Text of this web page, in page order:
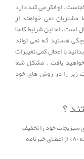
. او فکر می کند دارد
نمی خواهند از
، اما این شرایط کاملا
هستید که نمی تواند
با اعمال کمی تغییرات
یافت . مشکل شما
را در روش های خود
؟
خود را تخفیف
ندهید . به گونه ای به مشتریان خود تخفیف بدهید که ۸۰% از اعضای خبرنامه